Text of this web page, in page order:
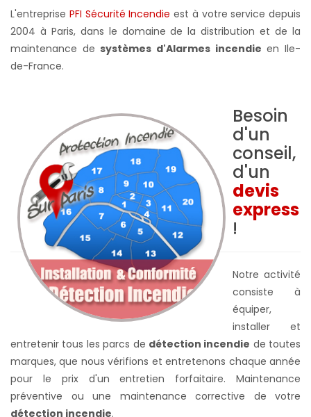
L'entreprise PFI Sécurité Incendie est à votre service depuis
2004 à Paris, dans le domaine de la distribution et de la
maintenance desystèmes d'Alarmes incendie en Ile-
de-France.
Besoin
d'un
conseil,
d'un
devis
express
!
Notre activité
consiste à
équiper,
installer et
entretenir tous les parcs de détection incendie de toutes
marques, que nous vérifions et entretenons chaque année
pour le prix d'un entretien forfaitaire. Maintenance
préventive ou une maintenance corrective de votre
détection incendie.